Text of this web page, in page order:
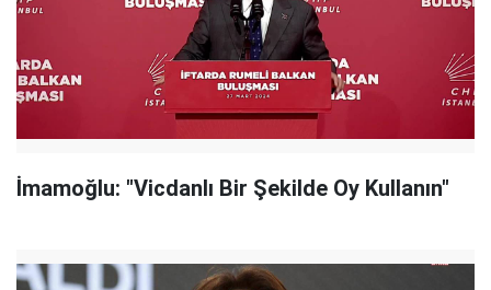
İmamoğlu: "Vicdanlı Bir Şekilde Oy Kullanın"